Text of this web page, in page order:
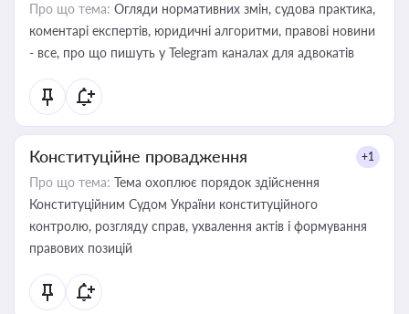
Про що тема: Огляди нормативних змін, судова практика,
коментарі експертів, юридичні алгоритми, правові новини
- все, про що пишуть у Telegram каналах для адвокатів
Конституційне провадження +1
Про що тема: Тема охоплює порядок здійснення
Конституційним Судом України конституційного
контролю, розгляду справ, ухвалення актів і формування
правових позицій